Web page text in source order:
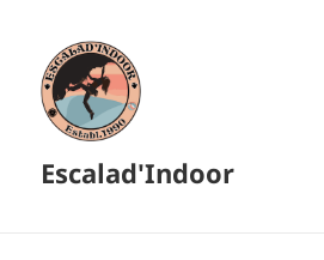
Escalad'Indoor